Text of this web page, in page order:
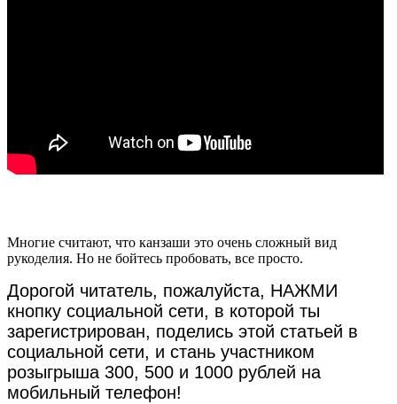
Многие считают, что канзаши это очень сложный вид
рукоделия. Но не бойтесь пробовать, все просто.
Дорогой читатель, пожалуйста, НАЖМИ
кнопку социальной сети, в которой ты
зарегистрирован, поделись этой статьей в
социальной сети, и стань участником
розыгрыша 300, 500 и 1000 рублей на
мобильный телефон!